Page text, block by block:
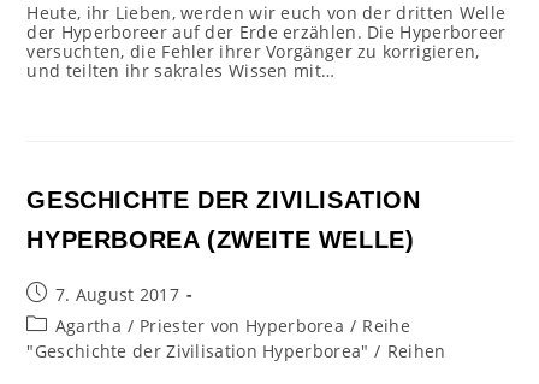
Heute, ihr Lieben, werden wir euch von der dritten Welle
der Hyperboreer auf der Erde erzählen. Die Hyperboreer
versuchten, die Fehler ihrer Vorgänger zu korrigieren,
und teilten ihr sakrales Wissen mit…
GESCHICHTE DER ZIVILISATION
HYPERBOREA (ZWEITE WELLE)
Beitrag
veröffentlicht:
7. August 2017
Beitrags-
Kategorie:
Agartha / Priester von Hyperborea / Reihe
"Geschichte der Zivilisation Hyperborea" / Reihen